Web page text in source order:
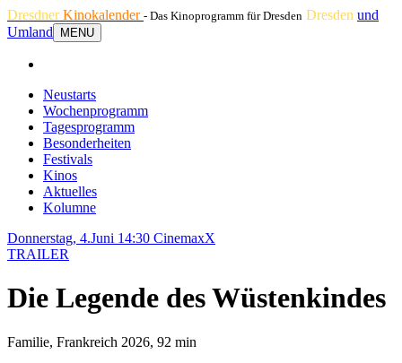
DresdnerKinokalender - Das Kinoprogramm für Dresden Dresden und
Umland
MENU
Neustarts
Wochenprogramm
Tagesprogramm
Besonderheiten
Festivals
Kinos
Aktuelles
Kolumne
Donnerstag, 4.Juni 14:30 CinemaxX
TRAILER
Die Legende des Wüstenkindes
Familie, Frankreich 2026, 92 min